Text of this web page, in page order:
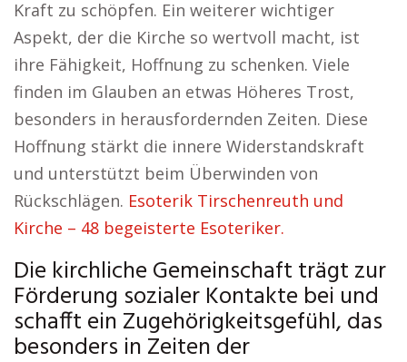
Kraft zu schöpfen. Ein weiterer wichtiger
Aspekt, der die Kirche so wertvoll macht, ist
ihre Fähigkeit, Hoffnung zu schenken. Viele
finden im Glauben an etwas Höheres Trost,
besonders in herausfordernden Zeiten. Diese
Hoffnung stärkt die innere Widerstandskraft
und unterstützt beim Überwinden von
Rückschlägen. Esoterik Tirschenreuth und
Kirche – 48 begeisterte Esoteriker.
Die kirchliche Gemeinschaft trägt zur
Förderung sozialer Kontakte bei und
schafft ein Zugehörigkeitsgefühl, das
besonders in Zeiten der